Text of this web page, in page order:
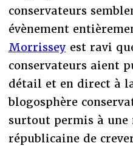
conservateurs
évènement
Morrissey est ravi
conservateurs aient
détail et en direct à
blogosphère
surtout permis à une
républicaine de